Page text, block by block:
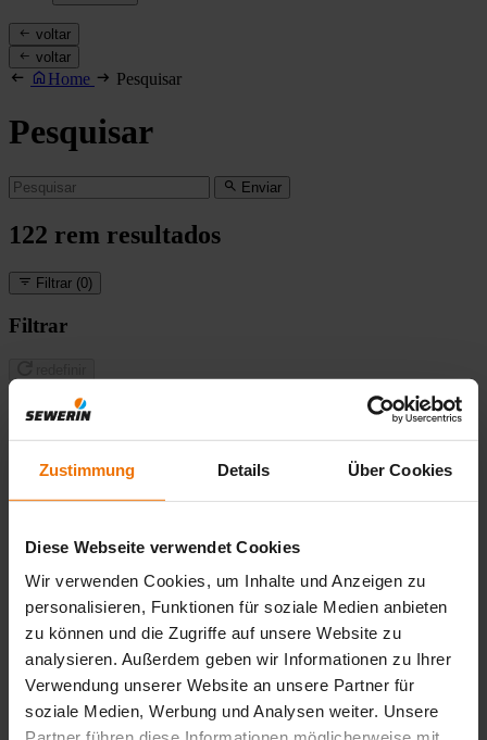
Zustimmung Details Über Cookies
Diese Webseite verwendet Cookies
Wir verwenden Cookies, um Inhalte und Anzeigen zu
personalisieren, Funktionen für soziale Medien anbieten
zu können und die Zugriffe auf unsere Website zu
analysieren. Außerdem geben wir Informationen zu Ihrer
Verwendung unserer Website an unsere Partner für
soziale Medien, Werbung und Analysen weiter. Unsere
voltar
voltar
Home Pesquisar
Pesquisar
Enviar
122 rem resultados
Filtrar (0)
Filtrar
Área
Artigos
A formação contínua
Pronto
Página inicial Produtos Água
acústicos
SePem 352
SePem 352
Os operadores de sistemas de abastecimento de água